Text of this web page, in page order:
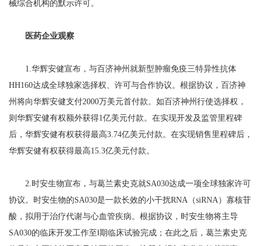
械综合机构的默示许可。
医药企业观察
1.华辉安健宣布，与百济神州就新型肿瘤免疫三特异性抗体
HH160达成全球独家选择权、许可与合作协议。根据协议，百济神
州将向华辉安健支付2000万美元首付款。如百济神州行使选择权，
则华辉安健有权额外获得1亿美元付款。在实现开发及监管里程碑
后，华辉安健有权获得最高3.74亿美元付款。在实现销售里程碑后，
华辉安健有权获得最高15.3亿美元付款。
2.时安生物宣布，与葛兰素史克就SA030达成一项全球独家许可
协议。时安生物的SA030是一款长效的小干扰RNA（siRNA）寡核苷
酸，拟用于治疗代谢与心血管疾病。根据协议，时安生物将主导
SA030的临床开发工作至Ⅰ期临床试验完成；在此之后，葛兰素史克